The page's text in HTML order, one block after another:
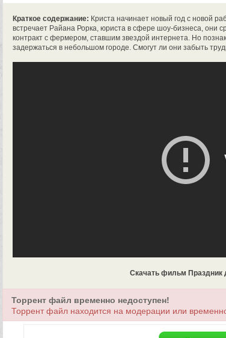
Краткое содержание: Криста начинает новый год с новой
встречает Райана Рорка, юриста в сфере шоу-бизнеса, они
контракт с фермером, ставшим звездой интернета. Но
задержаться в небольшом городе. Смогут ли они забыть
Скачать фильм Праздник
Торрент файл временно недоступен!
Торрент файл находится на модерации или